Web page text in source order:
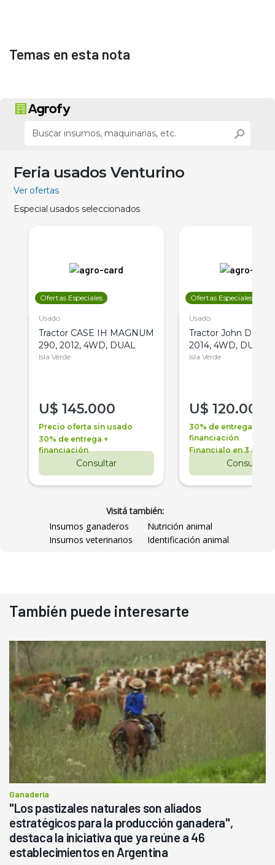
Temas en esta nota
Feria usados Venturino
Ver ofertas
Especial usados seleccionados
Ofertas Especiales
Usado
Tractor CASE IH MAGNUM
290, 2012, 4WD, DUAL
Isla Verde
U$ 145.000
Precio oferta sin usado
30% de entrega +
financiación
Consultar
Ofertas Especiales
Usado
Tractor John Deere
2014, 4WD, DUAL
Isla Verde
U$ 120.000
30% de entrega +
financiación
Financialo en 3 años
Consultar
Visitá también:
Insumos ganaderos
Nutrición animal
Insumos veterinarios
Identificación animal
También puede interesarte
Ganadería
"Los pastizales naturales son aliados
estratégicos para la producción ganadera",
destaca la iniciativa que ya reúne a 46
establecimientos en Argentina